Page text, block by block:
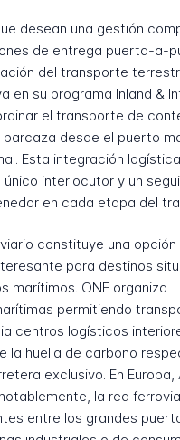
desean una gestión
de entrega puerta-a-
del transporte
en su programa Inland &
el transporte de
desde el puerto
Esta integración
interlocutor y un
en cada etapa del
constituye una opción
para destinos
marítimos. ONE organiza
permitiendo
centros logísticos
la huella de carbono
exclusivo. En Europa,
la red
entre los grandes